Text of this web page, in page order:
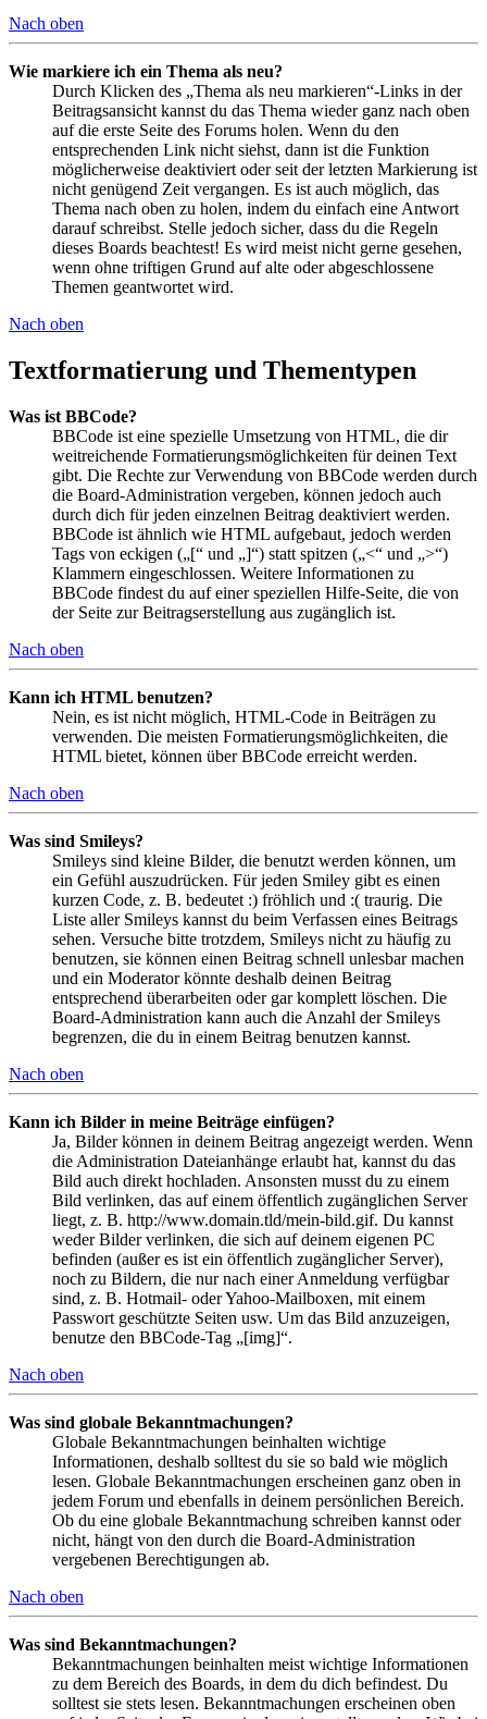
Nach oben
Wie markiere ich ein Thema als neu?
Durch Klicken des „Thema als neu markieren“-Links in der
Beitragsansicht kannst du das Thema wieder ganz nach oben
auf die erste Seite des Forums holen. Wenn du den
entsprechenden Link nicht siehst, dann ist die Funktion
möglicherweise deaktiviert oder seit der letzten Markierung ist
nicht genügend Zeit vergangen. Es ist auch möglich, das
Thema nach oben zu holen, indem du einfach eine Antwort
darauf schreibst. Stelle jedoch sicher, dass du die Regeln
dieses Boards beachtest! Es wird meist nicht gerne gesehen,
wenn ohne triftigen Grund auf alte oder abgeschlossene
Themen geantwortet wird.
Nach oben
Textformatierung und Thementypen
Was ist BBCode?
BBCode ist eine spezielle Umsetzung von HTML, die dir
weitreichende Formatierungsmöglichkeiten für deinen Text
gibt. Die Rechte zur Verwendung von BBCode werden durch
die Board-Administration vergeben, können jedoch auch
durch dich für jeden einzelnen Beitrag deaktiviert werden.
BBCode ist ähnlich wie HTML aufgebaut, jedoch werden
Tags von eckigen („[“ und „]“) statt spitzen („<“ und „>“)
Klammern eingeschlossen. Weitere Informationen zu
BBCode findest du auf einer speziellen Hilfe-Seite, die von
der Seite zur Beitragserstellung aus zugänglich ist.
Nach oben
Kann ich HTML benutzen?
Nein, es ist nicht möglich, HTML-Code in Beiträgen zu
verwenden. Die meisten Formatierungsmöglichkeiten, die
HTML bietet, können über BBCode erreicht werden.
Nach oben
Was sind Smileys?
Smileys sind kleine Bilder, die benutzt werden können, um
ein Gefühl auszudrücken. Für jeden Smiley gibt es einen
kurzen Code, z. B. bedeutet :) fröhlich und :( traurig. Die
Liste aller Smileys kannst du beim Verfassen eines Beitrags
sehen. Versuche bitte trotzdem, Smileys nicht zu häufig zu
benutzen, sie können einen Beitrag schnell unlesbar machen
und ein Moderator könnte deshalb deinen Beitrag
entsprechend überarbeiten oder gar komplett löschen. Die
Board-Administration kann auch die Anzahl der Smileys
begrenzen, die du in einem Beitrag benutzen kannst.
Nach oben
Kann ich Bilder in meine Beiträge einfügen?
Ja, Bilder können in deinem Beitrag angezeigt werden. Wenn
die Administration Dateianhänge erlaubt hat, kannst du das
Bild auch direkt hochladen. Ansonsten musst du zu einem
Bild verlinken, das auf einem öffentlich zugänglichen Server
liegt, z. B. http://www.domain.tld/mein-bild.gif. Du kannst
weder Bilder verlinken, die sich auf deinem eigenen PC
befinden (außer es ist ein öffentlich zugänglicher Server),
noch zu Bildern, die nur nach einer Anmeldung verfügbar
sind, z. B. Hotmail- oder Yahoo-Mailboxen, mit einem
Passwort geschützte Seiten usw. Um das Bild anzuzeigen,
benutze den BBCode-Tag „[img]“.
Nach oben
Was sind globale Bekanntmachungen?
Globale Bekanntmachungen beinhalten wichtige
Informationen, deshalb solltest du sie so bald wie möglich
lesen. Globale Bekanntmachungen erscheinen ganz oben in
jedem Forum und ebenfalls in deinem persönlichen Bereich.
Ob du eine globale Bekanntmachung schreiben kannst oder
nicht, hängt von den durch die Board-Administration
vergebenen Berechtigungen ab.
Nach oben
Was sind Bekanntmachungen?
Bekanntmachungen beinhalten meist wichtige Informationen
zu dem Bereich des Boards, in dem du dich befindest. Du
solltest sie stets lesen. Bekanntmachungen erscheinen oben